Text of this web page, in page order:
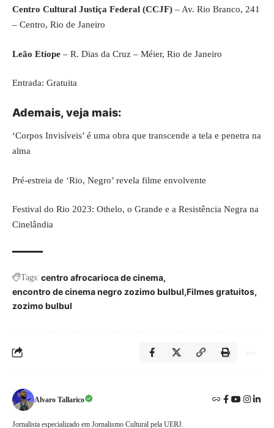
Centro Cultural Justiça Federal (CCJF) – Av. Rio Branco, 241
– Centro, Rio de Janeiro
Leão Etíope – R. Dias da Cruz – Méier, Rio de Janeiro
Entrada: Gratuita
Ademais, veja mais:
‘Corpos Invisíveis’ é uma obra que transcende a tela e penetra na
alma
Pré-estreia de ‘Rio, Negro’ revela filme envolvente
Festival do Rio 2023: Othelo, o Grande e a Resistência Negra na
Cinelândia
Tags: centro afrocarioca de cinema
encontro de cinema negro zozimo bulbul Filmes gratuitos
zozimo bulbul
Alvaro Tallarico
Jornalista especializado em Jornalismo Cultural pela UERJ.